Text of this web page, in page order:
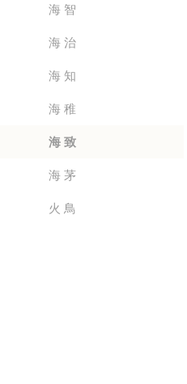
海 智
海 治
海 知
海 稚
海 致
海 茅
火 鳥